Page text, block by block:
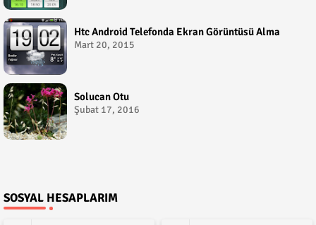
Htc Android Telefonda Ekran Görüntüsü Alma
Mart 20, 2015
Solucan Otu
Şubat 17, 2016
SOSYAL HESAPLARIM